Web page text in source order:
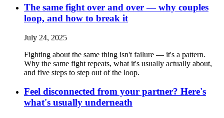
The same fight over and over — why couples
loop, and how to break it
July 24, 2025
Fighting about the same thing isn't failure — it's a pattern.
Why the same fight repeats, what it's usually actually about,
and five steps to step out of the loop.
Feel disconnected from your partner? Here's
what's usually underneath